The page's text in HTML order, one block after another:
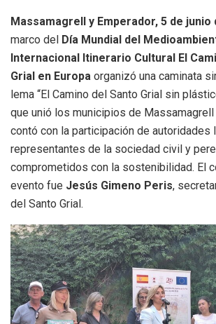
Massamagrell y Emperador, 5 de junio
marco del
Día Mundial del
Internacional Itinerario Cultural El
Grial en Europa organizó una caminata
lema “El Camino del Santo Grial sin
que unió los municipios de Massamagrell
contó con la participación de autoridades
representantes de la sociedad civil y
comprometidos con la sostenibilidad. El
evento fue Jesús Gimeno Peris,
del Santo Grial.